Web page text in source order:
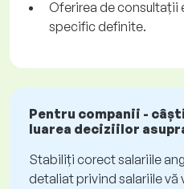
Oferirea de consultații
specific definite.
Pentru companii -
luarea deciziilor
Stabiliți corect salariile
detaliat privind salariile vă